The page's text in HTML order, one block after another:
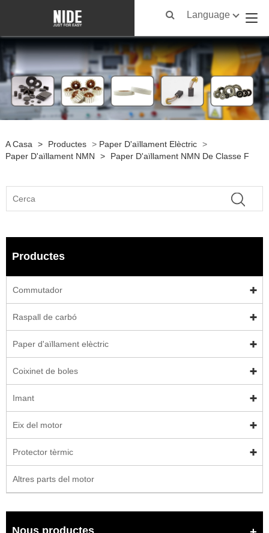
Language
A Casa > Productes > Paper D'aïllament Elèctric >
Paper D'aïllament NMN
> Paper D'aïllament NMN De Classe F
Productes
Commutador
Raspall de carbó
Paper d'aïllament elèctric
Coixinet de boles
Imant
Eix del motor
Protector tèrmic
Altres parts del motor
Nous productes